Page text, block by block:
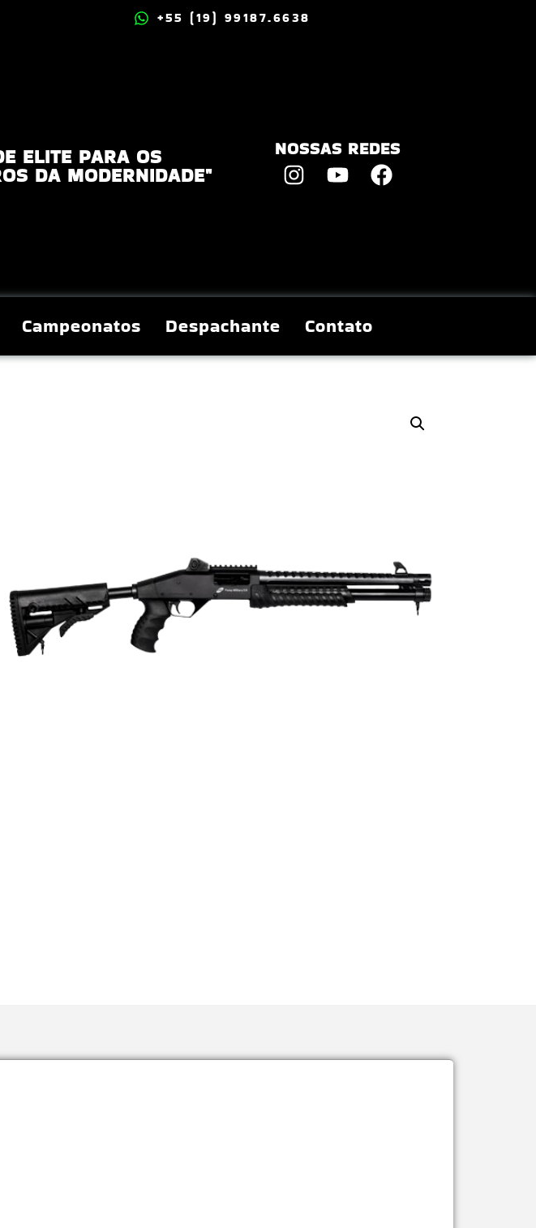
+55 (19) 99187.6638
ELITE PARA OS
DA MODERNIDADE"
NOSSAS REDES
Campeonatos Despachante Contato